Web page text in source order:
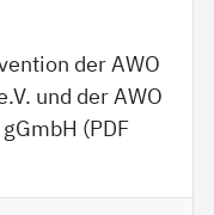
der AWO
und der AWO
(PDF